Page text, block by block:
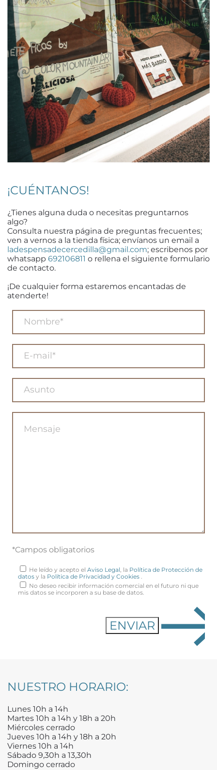
¡CUÉNTANOS!
¿Tienes alguna duda o necesitas preguntarnos
algo?
Consulta nuestra página de preguntas frecuentes;
ven a vernos a la tienda física; envíanos un email a
ladespensadecercedilla@gmail.com; escribenos por
whatsapp 692106811 o rellena el siguiente formulario
de contacto.
¡De cualquier forma estaremos encantadas de
atenderte!
*Campos obligatorios
He leído y acepto el Aviso Legal, la Política de Protección de
datos y la Política de Privacidad y Cookies .
No deseo recibir información comercial en el futuro ni que
mis datos se incorporen a su base de datos.
NUESTRO HORARIO:
Lunes 10h a 14h
Martes 10h a 14h y 18h a 20h
Miércoles cerrado
Jueves 10h a 14h y 18h a 20h
Viernes 10h a 14h
Sábado 9,30h a 13,30h
Domingo cerrado